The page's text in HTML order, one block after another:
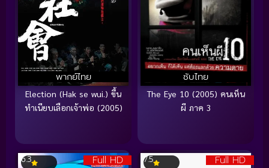
พากย์ไทย
Election (Hak se wui.) ขึ้น
ทำเนียบเลือกเจ้าพ่อ (2005)
ซับไทย
The Eye 10 (2005) คนเห็น
ผี ภาค 3
Full HD
6.3 Full HD
7.5